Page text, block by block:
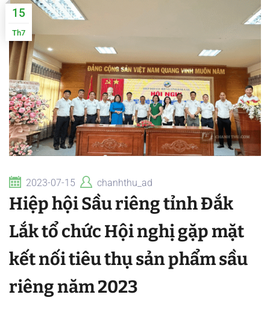
15
Th7
2023-07-15 chanhthu_ad
Hiệp hội Sầu riêng tỉnh Đắk
Lắk tổ chức Hội nghị gặp mặt
kết nối tiêu thụ sản phẩm sầu
riêng năm 2023